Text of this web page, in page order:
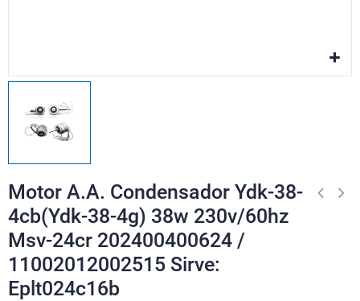
Motor A.A. Condensador Ydk-38-
4cb(Ydk-38-4g) 38w 230v/60hz
Msv-24cr 202400400624 /
11002012002515 Sirve:
Eplt024c16b